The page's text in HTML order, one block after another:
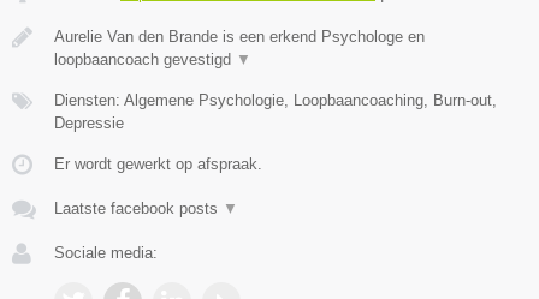
Aurelie Van den Brande is een erkend Psychologe en
loopbaancoach gevestigd ▼
Diensten: Algemene Psychologie, Loopbaancoaching, Burn-out,
Depressie
Er wordt gewerkt op afspraak.
Laatste facebook posts ▼
Sociale media: